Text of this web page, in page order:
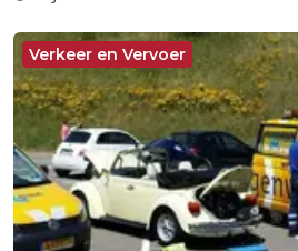
Verkeer en Vervoer